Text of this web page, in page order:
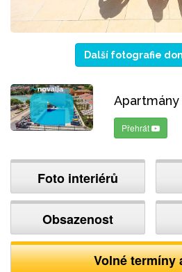
Další fotografie
Přehrát
Foto interiérů
Obsazenost
Volné termíny